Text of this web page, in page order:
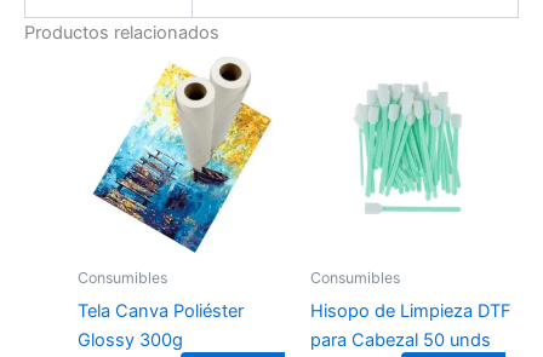
Productos relacionados
Consumibles
Tela Canva Poliéster
Glossy 300g
Consumibles
Hisopo de Limpieza DTF
para Cabezal 50 unds